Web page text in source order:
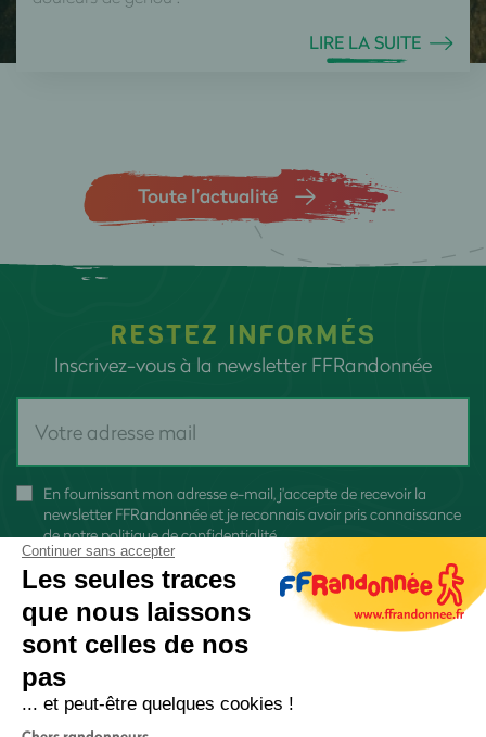
LIRE LA SUITE
Toute l’actualité
RESTEZ INFORMÉS
Inscrivez-vous à la newsletter FFRandonnée
En fournissant mon adresse e-mail, j'accepte de recevoir la
newsletter FFRandonnée et je reconnais avoir pris connaissance
denotre politique de confidentialité
Continuer sans accepter
Les seules traces
que nous laissons
sont celles de nos
pas
... et peut-être quelques cookies !